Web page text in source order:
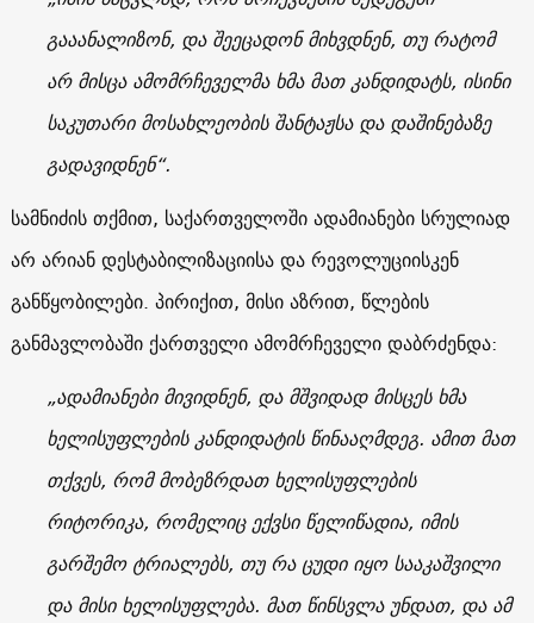
გააანალიზონ, და შეეცადონ მიხვდნენ, თუ რატომ
არ მისცა ამომრჩეველმა ხმა მათ კანდიდატს, ისინი
საკუთარი მოსახლეობის შანტაჟსა და დაშინებაზე
გადავიდნენ“.
სამნიძის თქმით, საქართველოში ადამიანები სრულიად
არ არიან დესტაბილიზაციისა და რევოლუციისკენ
განწყობილები. პირიქით, მისი აზრით, წლების
განმავლობაში ქართველი ამომრჩეველი დაბრძენდა:
„ადამიანები მივიდნენ, და მშვიდად მისცეს ხმა
ხელისუფლების კანდიდატის წინააღმდეგ. ამით მათ
თქვეს, რომ მობეზრდათ ხელისუფლების
რიტორიკა, რომელიც ექვსი წელიწადია, იმის
გარშემო ტრიალებს, თუ რა ცუდი იყო სააკაშვილი
და მისი ხელისუფლება. მათ წინსვლა უნდათ, და ამ